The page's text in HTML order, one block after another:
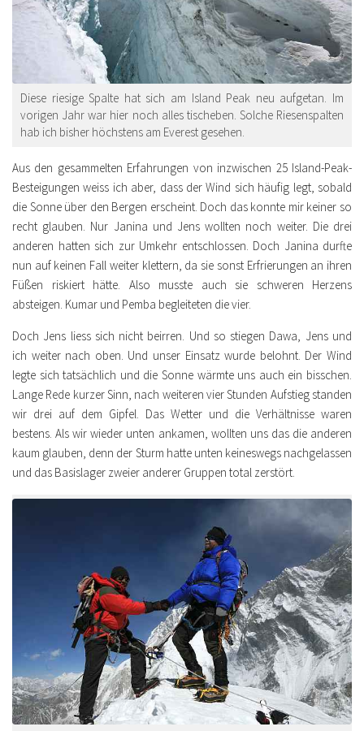
Diese riesige Spalte hat sich am Island Peak neu aufgetan. Im
vorigen Jahr war hier noch alles tischeben. Solche Riesenspalten
hab ich bisher höchstens am Everest gesehen.
Aus den gesammelten Erfahrungen von inzwischen 25 Island-Peak-
Besteigungen weiss ich aber, dass der Wind sich häufig legt, sobald
die Sonne über den Bergen erscheint. Doch das konnte mir keiner so
recht glauben. Nur Janina und Jens wollten noch weiter. Die drei
anderen hatten sich zur Umkehr entschlossen. Doch Janina durfte
nun auf keinen Fall weiter klettern, da sie sonst Erfrierungen an ihren
Füßen riskiert hätte. Also musste auch sie schweren Herzens
absteigen. Kumar und Pemba begleiteten die vier.
Doch Jens liess sich nicht beirren. Und so stiegen Dawa, Jens und
ich weiter nach oben. Und unser Einsatz wurde belohnt. Der Wind
legte sich tatsächlich und die Sonne wärmte uns auch ein bisschen.
Lange Rede kurzer Sinn, nach weiteren vier Stunden Aufstieg standen
wir drei auf dem Gipfel. Das Wetter und die Verhältnisse waren
bestens. Als wir wieder unten ankamen, wollten uns das die anderen
kaum glauben, denn der Sturm hatte unten keineswegs nachgelassen
und das Basislager zweier anderer Gruppen total zerstört.